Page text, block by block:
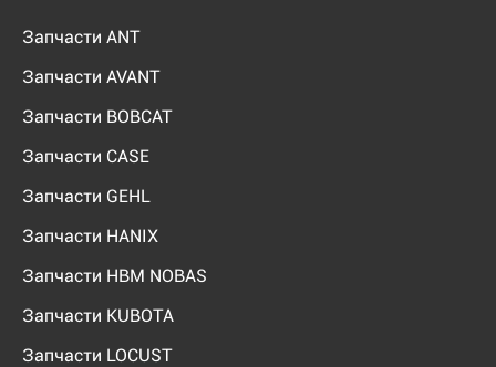
Запчасти ANT
Запчасти AVANT
Запчасти BOBCAT
Запчасти CASE
Запчасти GEHL
Запчасти HANIX
Запчасти HBM NOBAS
Запчасти KUBOTA
Запчасти LOCUST